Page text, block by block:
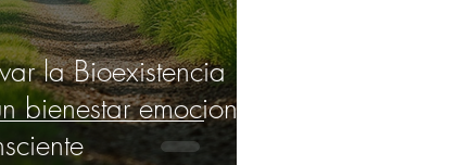
la Bioexistencia
bienestar emocional